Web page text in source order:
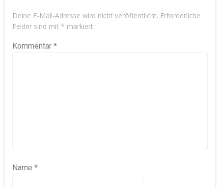
Deine E-Mail-Adresse wird nicht veröffentlicht. Erforderliche
Felder sind mit * markiert
Kommentar *
Name *